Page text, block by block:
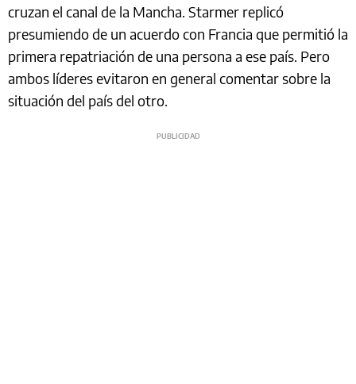
cruzan el canal de la Mancha. Starmer replicó
presumiendo de un acuerdo con Francia que permitió la
primera repatriación de una persona a ese país. Pero
ambos líderes evitaron en general comentar sobre la
situación del país del otro.